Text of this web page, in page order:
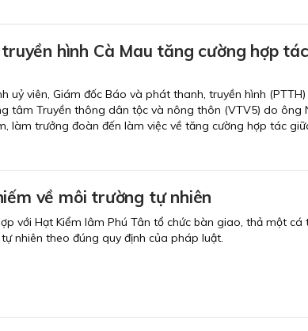
hình Cà Mau tăng cường hợp
uỷ viên, Giám đốc Báo và phát thanh, truyền hình
tâm Truyền thông dân tộc và nông thôn (VTV5) do ông
làm trưởng đoàn đến làm việc về tăng cường hợp tác
về môi trường tự nhiên
với Hạt Kiểm lâm Phú Tân tổ chức bàn giao, thả một cá
nhiên theo đúng quy định của pháp luật.